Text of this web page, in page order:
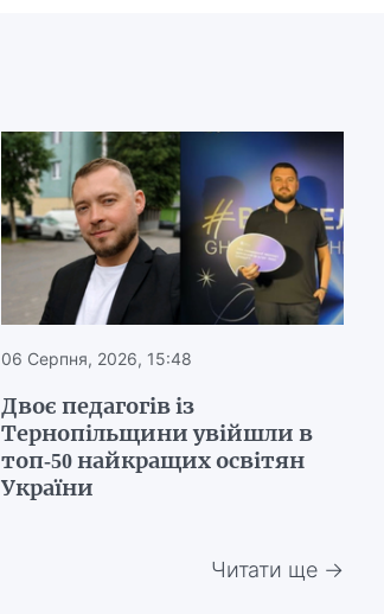
06 Серпня, 2026, 15:48
Двоє педагогів із
Тернопільщини увійшли в
топ-50 найкращих освітян
України
Читати ще →